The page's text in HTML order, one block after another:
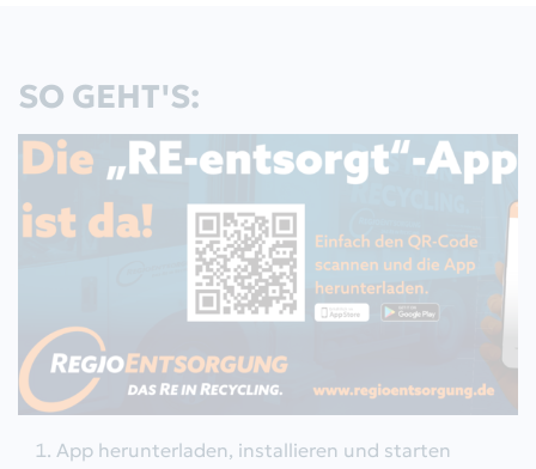
Rückgabe von Batterien
Altglas-Container
Alttextil-Container
Grünschnitt-Container
Satzung
SO GEHT'S:
App herunterladen, installieren und starten